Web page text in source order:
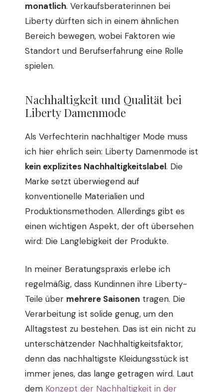
monatlich. Verkaufsberaterinnen bei
Liberty dürften sich in einem ähnlichen
Bereich bewegen, wobei Faktoren wie
Standort und Berufserfahrung eine Rolle
spielen.
Nachhaltigkeit und Qualität bei
Liberty Damenmode
Als Verfechterin nachhaltiger Mode muss
ich hier ehrlich sein: Liberty Damenmode ist
kein explizites Nachhaltigkeitslabel. Die
Marke setzt überwiegend auf
konventionelle Materialien und
Produktionsmethoden. Allerdings gibt es
einen wichtigen Aspekt, der oft übersehen
wird: Die Langlebigkeit der Produkte.
In meiner Beratungspraxis erlebe ich
regelmäßig, dass Kundinnen ihre Liberty-
Teile über mehrere Saisonen tragen. Die
Verarbeitung ist solide genug, um den
Alltagstest zu bestehen. Das ist ein nicht zu
unterschätzender Nachhaltigkeitsfaktor,
denn das nachhaltigste Kleidungsstück ist
immer jenes, das lange getragen wird. Laut
dem Konzept der Nachhaltigkeit in der